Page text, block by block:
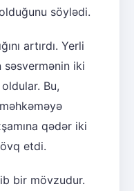
söylədi.
artırdı. Yerli
iki
Bu,
qədər iki
etdi.
bir mövzudur.